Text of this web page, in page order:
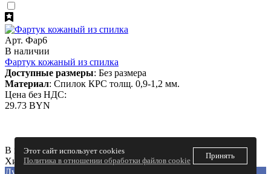
Арт. Фар6
В наличии
Фартук кожаный из спилка
Доступные размеры: Без размера
Материал: Спилок КРС толщ. 0,9-1,2 мм.
Цена без НДС:
29.73 BYN
В корзину
Хит
Лучшая цена
Этот сайт использует cookies
Политика в отношении обработки файлов cookie
Принять